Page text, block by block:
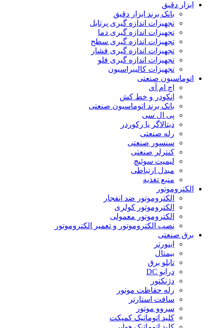
ابزار دقیق
بانک برند ابزار دقیق
تجهیزات اندازه گیری پرتابل
تجهیزات اندازه گیری دما
تجهیزات اندازه گیری سطح
تجهیزات اندازه گیری فشار
تجهیزات اندازه گیری فلو
تجهیزات کالیبراسیون
اتوماسیون صنعتی
اچ ام آی
انکودر و خط کش
بانک برند اتوماسیون صنعتی
پی ال سی
دیتالاگر یا رکوردر
رله صنعتی
سنسور صنعتی
کنترلر صنعتی
لیمیت سوئیچ
مبدل ارتباطی
منبع تغذیه
الکتروموتور
الکتروموتور ضد انفجار
الکتروموتور کولری
الکتروموتور معمولی
نصب الکتروموتور و تعمیر الکتروموتور
برق صنعتی
اینورتر
بیمتال
تابلو برق
درایو DC
دژنکتور
رله حفاظت موتور
سافت استارتر
سروو موتور
کلید اتوماتیک کمپکت